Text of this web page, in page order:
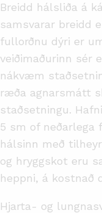
Breidd hálsliða á
samsvarar breidd
fullorðnu dýri er
veiðimaðurinn sér
nákvæm
ræða agnarsmátt
staðsetningu.
5 sm of neðarlega
hálsinn með
og hryggskot eru
heppni, á kostnað
Hjarta- og